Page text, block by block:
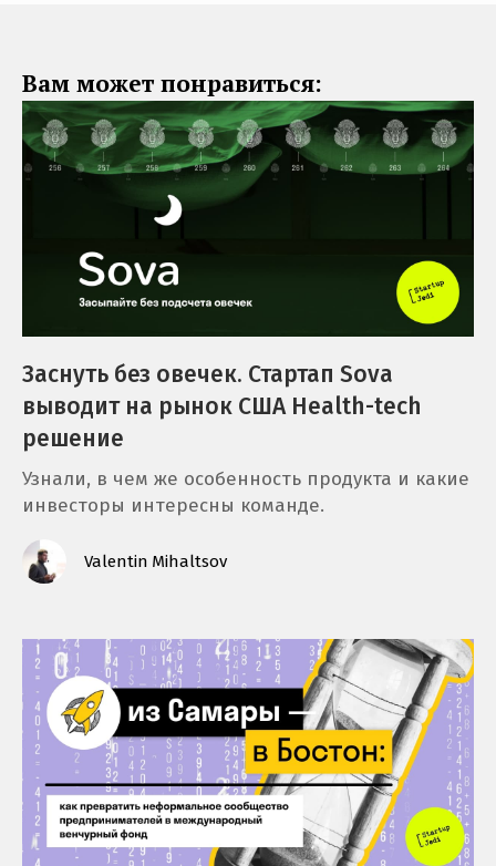
Вам может понравиться:
Заснуть без овечек. Стартап Sova
выводит на рынок США Health-tech
решение
Узнали, в чем же особенность продукта и какие
инвесторы интересны команде.
Valentin Mihaltsov